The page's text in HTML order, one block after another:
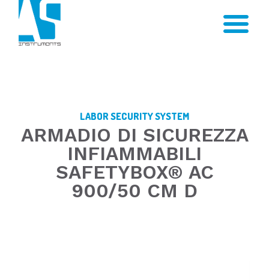
LABOR SECURITY SYSTEM
ARMADIO DI SICUREZZA
INFIAMMABILI
SAFETYBOX® AC
900/50 CM D